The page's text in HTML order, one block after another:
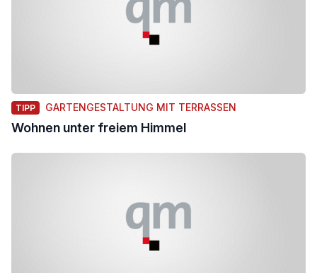
TIPP GARTENGESTALTUNG MIT TERRASSEN
Wohnen unter freiem Himmel